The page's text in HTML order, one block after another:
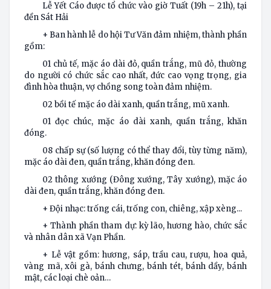
Lễ Yết Cáo được tổ chức vào giờ Tuất (19h – 21h), tại
đền Sát Hải
+ Ban hành lễ do hội Tư Văn đảm nhiệm, thành phần
gồm:
01 chủ tế, mặc áo dài đỏ, quần trắng, mũ đỏ, thường
do người có chức sắc cao nhất, đức cao vọng trọng, gia
đình hòa thuận, vợ chồng song toàn đảm nhiệm.
02 bồi tế mặc áo dài xanh, quần trắng, mũ xanh.
01 đọc chúc, mặc áo dài xanh, quần trắng, khăn
đóng.
08 chấp sự (số lượng có thể thay đổi, tùy từng năm),
mặc áo dài đen, quần trắng, khăn đóng đen.
02 thông xướng (Đông xướng, Tây xướng), mặc áo
dài đen, quần trắng, khăn đóng đen.
+ Đội nhạc: trống cái, trống con, chiêng, xập xèng...
+ Thành phần tham dự: kỳ lão, hương hào, chức sắc
và nhân dân xã Vạn Phần.
+ Lễ vật gồm: hương, sáp, trầu cau, rượu, hoa quả,
vàng mã, xôi gà, bánh chưng, bánh tét, bánh dầy, bánh
mật, các loại chè oản…